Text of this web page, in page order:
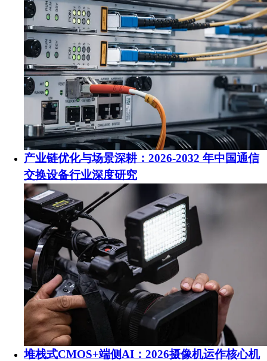
产业链优化与场景深耕：2026-2032 年中国通信
交换设备行业深度研究
堆栈式CMOS+端侧AI：2026摄像机运作核心机